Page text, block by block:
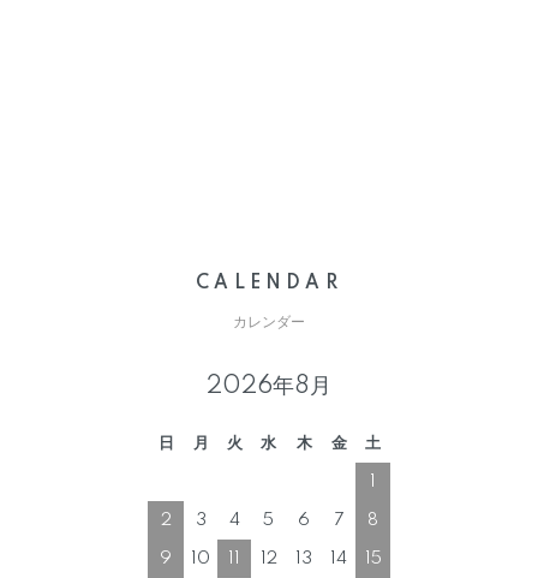
CALENDAR
カレンダー
2026年8月
日 月 火 水 木 金 土
2 3 4 5 6 7 8
9 10 12 13 14 15